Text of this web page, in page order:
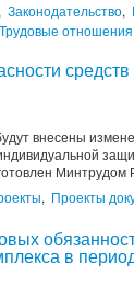
Законодательство,
Трудовые отношения
внесены
Минтрудом
, Проекты
в